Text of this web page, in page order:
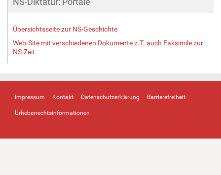
Übersichtsseite zur NS-Geschichte
Web-Site mit verschiedenen Dokumente z.T. auch Faksimile zur
NS-Zeit
Impressum Kontakt Datenschutzerklärung Barrierefreiheit
Urheberrechtsinformationen